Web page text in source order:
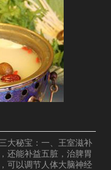
大秘宝：一、王室滋补
还能补益五脏，治脾胃
可以调节人体大脑神经